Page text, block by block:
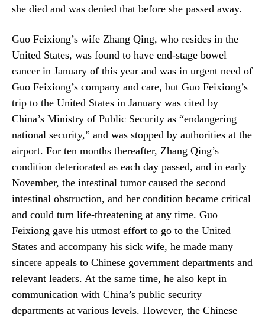
she died and was denied that before she passed away.
Guo Feixiong’s wife Zhang Qing, who resides in the
United States, was found to have end-stage bowel
cancer in January of this year and was in urgent need of
Guo Feixiong’s company and care, but Guo Feixiong’s
trip to the United States in January was cited by
China’s Ministry of Public Security as “endangering
national security,” and was stopped by authorities at the
airport. For ten months thereafter, Zhang Qing’s
condition deteriorated as each day passed, and in early
November, the intestinal tumor caused the second
intestinal obstruction, and her condition became critical
and could turn life-threatening at any time. Guo
Feixiong gave his utmost effort to go to the United
States and accompany his sick wife, he made many
sincere appeals to Chinese government departments and
relevant leaders. At the same time, he also kept in
communication with China’s public security
departments at various levels. However, the Chinese